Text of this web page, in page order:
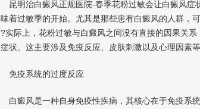
明治白癜风正规医院-春季花粉过敏会让白癜风症
着过敏季的开始。尤其是那些患有白癜风的人群，
实际上，花粉过敏与白癜风之间没有直接的因果关
状。这主要涉及免疫反应、皮肤刺激以及心理因素
疫系统的过度反应
癜风是一种自身免疫性疾病，其核心在于免疫系